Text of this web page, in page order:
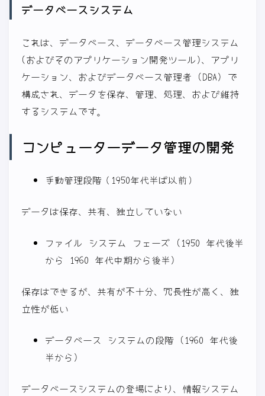
データベースシステム
これは、データベース、データベース管理システム
(およびそのアプリケーション開発ツール)、アプリ
ケーション、およびデータベース管理者 (DBA) で
構成され、データを保存、管理、処理、および維持
するシステムです。
コンピューターデータ管理の開発
手動管理段階（1950年代半ば以前）
データは保存、共有、独立していない
ファイル システム フェーズ (1950 年代後半
から 1960 年代中期から後半)
保存はできるが、共有が不十分、冗長性が高く、独
立性が低い
データベース システムの段階 (1960 年代後
半から)
データベースシステムの登場により、情報システム